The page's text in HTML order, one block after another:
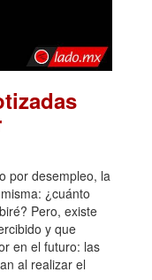
por desempleo, la
¿cuánto
Pero, existe
y que
en el futuro: las
al realizar el